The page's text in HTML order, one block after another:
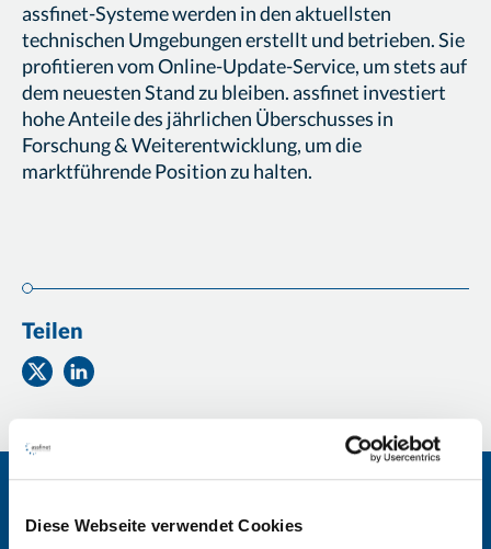
Diese Webseite verwendet Cookies
assfinet-Systeme werden in den aktuellsten
technischen Umgebungen erstellt und betrieben. Sie
profitieren vom Online-Update-Service, um stets auf
dem neuesten Stand zu bleiben. assfinet investiert
hohe Anteile des jährlichen Überschusses in
Forschung & Weiterentwicklung, um die
marktführende Position zu halten.
Teilen
Teilen
auf
Twitter
Teilen
auf
Facebook